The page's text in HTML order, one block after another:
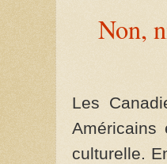
Non,
Les
culturelle.